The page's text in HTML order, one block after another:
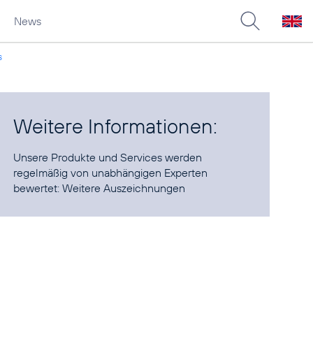
News
Weitere Informationen:
Unsere Produkte und Services werden
regelmäßig von unabhängigen Experten
bewertet:Weitere Auszeichnungen